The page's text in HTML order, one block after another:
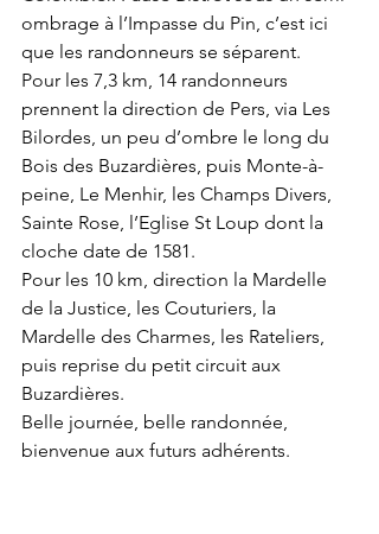
ombrage à l’Impasse du Pin, c’est ici
que les randonneurs se séparent.
Pour les 7,3 km, 14 randonneurs
prennent la direction de Pers, via Les
Bilordes, un peu d’ombre le long du
Bois des Buzardières, puis Monte-à-
peine, Le Menhir, les Champs Divers,
Sainte Rose, l’Eglise St Loup dont la
cloche date de 1581.
Pour les 10 km, direction la Mardelle
de la Justice, les Couturiers, la
Mardelle des Charmes, les Rateliers,
puis reprise du petit circuit aux
Buzardières.
Belle journée, belle randonnée,
bienvenue aux futurs adhérents.